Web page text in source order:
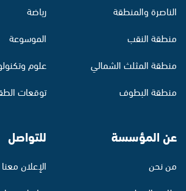
الناصرة والمنطقة
منطقة النقب
منطقة المثلث الشمالي
منطقة البطوف
رياضة
الموسوعة
علوم
توقعات
عن المؤسسة
من نحن
للتواصل
الإعلان معنا